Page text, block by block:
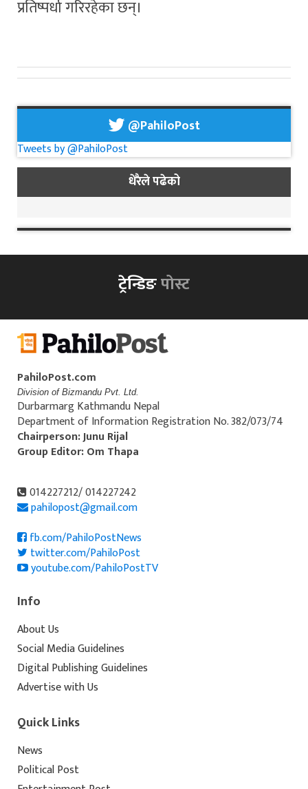
प्रतिष्पर्धा गरिरहेका छन्।
@PahiloPost
Tweets by @PahiloPost
धेरैले पढेको
ट्रेन्डिङपोस्ट
PahiloPost.com
Division of Bizmandu Pvt. Ltd.
Durbarmarg Kathmandu Nepal
Department of Information Registration No. 382/073/74
Chairperson: Junu Rijal
Group Editor: Om Thapa
014227212/ 014227242
pahilopost@gmail.com
fb.com/PahiloPostNews
twitter.com/PahiloPost
youtube.com/PahiloPostTV
Info
About Us
Social Media Guidelines
Digital Publishing Guidelines
Advertise with Us
Quick Links
News
Political Post